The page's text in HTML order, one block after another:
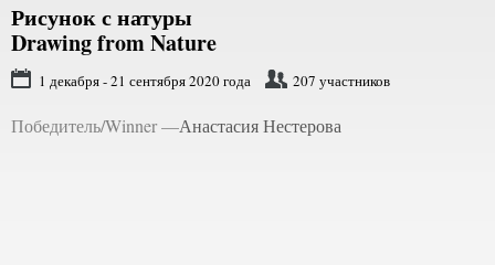
Рисунок с натуры
Drawing from Nature
1 декабря - 21 сентября 2020 года 207 участников
Победитель/Winner —Анастасия Нестерова